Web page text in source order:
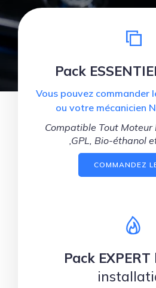
Pack
Vous pouvez commander
ou votre mécanicien
Compatible Tout Moteur
,GPL, Bio-éthanol
COMMANDEZ
Pack EXPERT